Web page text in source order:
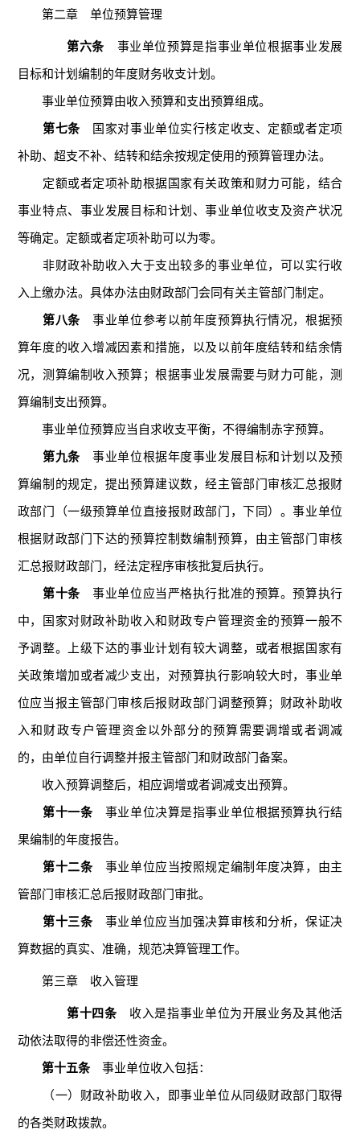
第二章 单位预算管理
第六条事业单位预算是指事业单位根据事业发展
目标和计划编制的年度财务收支计划。
事业单位预算由收入预算和支出预算组成。
第七条国家对事业单位实行核定收支、定额或者定项
补助、超支不补、结转和结余按规定使用的预算管理办法。
定额或者定项补助根据国家有关政策和财力可能，结合
事业特点、事业发展目标和计划、事业单位收支及资产状况
等确定。定额或者定项补助可以为零。
非财政补助收入大于支出较多的事业单位，可以实行收
入上缴办法。具体办法由财政部门会同有关主管部门制定。
第八条事业单位参考以前年度预算执行情况，根据预
算年度的收入增减因素和措施，以及以前年度结转和结余情
况，测算编制收入预算；根据事业发展需要与财力可能，测
算编制支出预算。
事业单位预算应当自求收支平衡，不得编制赤字预算。
第九条事业单位根据年度事业发展目标和计划以及预
算编制的规定，提出预算建议数，经主管部门审核汇总报财
政部门（一级预算单位直接报财政部门，下同）。事业单位
根据财政部门下达的预算控制数编制预算，由主管部门审核
汇总报财政部门，经法定程序审核批复后执行。
第十条事业单位应当严格执行批准的预算。预算执行
中，国家对财政补助收入和财政专户管理资金的预算一般不
予调整。上级下达的事业计划有较大调整，或者根据国家有
关政策增加或者减少支出，对预算执行影响较大时，事业单
位应当报主管部门审核后报财政部门调整预算；财政补助收
入和财政专户管理资金以外部分的预算需要调增或者调减
的，由单位自行调整并报主管部门和财政部门备案。
收入预算调整后，相应调增或者调减支出预算。
第十一条事业单位决算是指事业单位根据预算执行结
果编制的年度报告。
第十二条事业单位应当按照规定编制年度决算，由主
管部门审核汇总后报财政部门审批。
第十三条事业单位应当加强决算审核和分析，保证决
算数据的真实、准确，规范决算管理工作。
第三章 收入管理
第十四条收入是指事业单位为开展业务及其他活
动依法取得的非偿还性资金。
第十五条事业单位收入包括：
（一）财政补助收入，即事业单位从同级财政部门取得
的各类财政拨款。